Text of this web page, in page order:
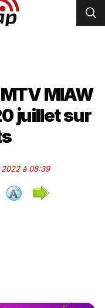
MIAW
juillet sur
à 08:39